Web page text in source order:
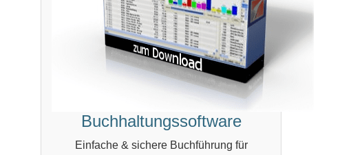
Buchhaltungssoftware
Einfache & sichere Buchführung für